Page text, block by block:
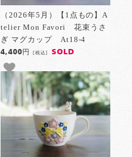
（2026年5月）【1点もの】A
telier Mon Favori 花束うさ
ぎ マグカップ At18-4
4,400円 [税込] SOLD